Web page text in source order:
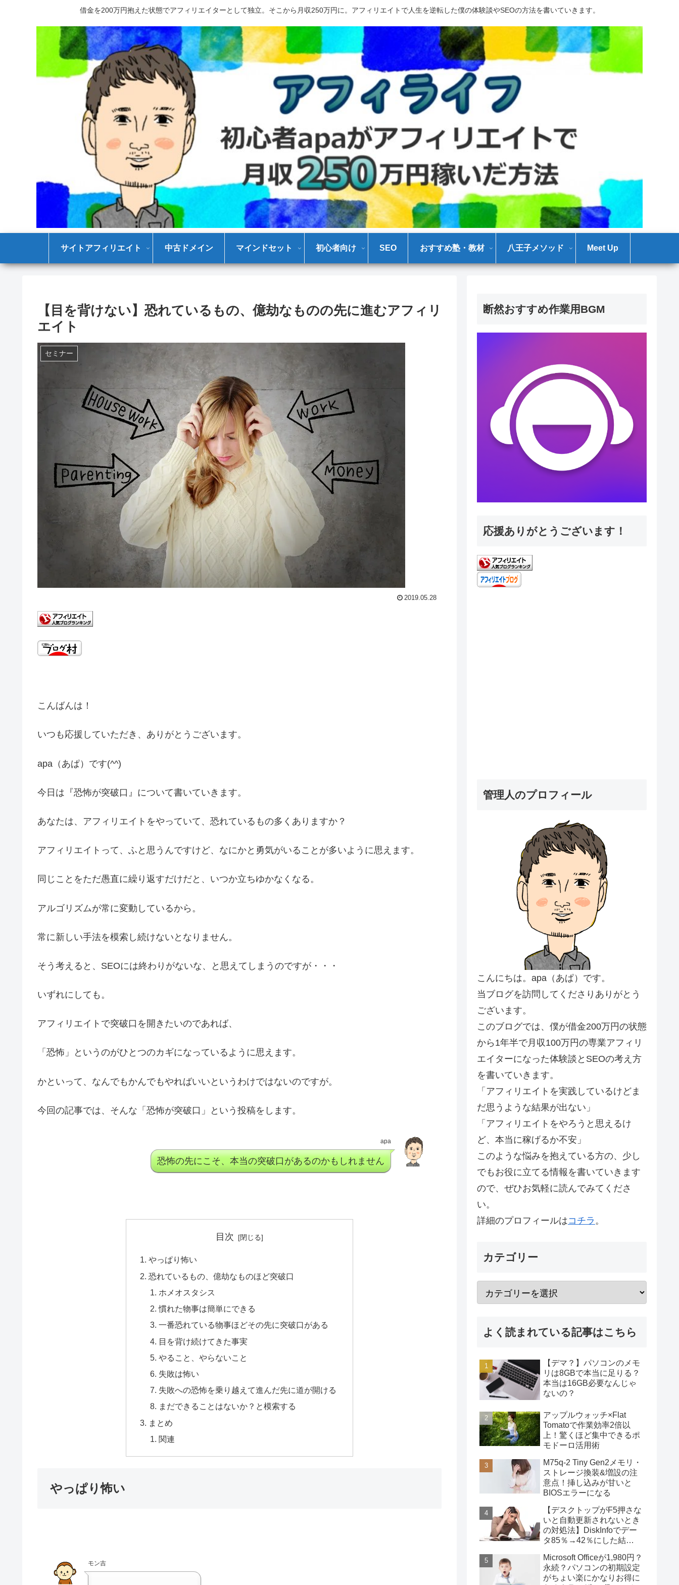
借金を200万円抱えた状態でアフィリエイターとして独立。そこから月収250万円に。アフィリエイトで人生を逆転した僕の体験談やSEOの方法を書いていきます。
サイトアフィリエイト 中古ドメイン マインドセット 初心者向け SEO おすすめ塾・教材 八王子メソッド Meet Up
【目を背けない】恐れているもの、億劫なものの先に進むアフィリ
エイト
セミナー
2019.05.28
こんばんは！
いつも応援していただき、ありがとうございます。
apa（あぱ）です(^^)
今日は『恐怖が突破口』について書いていきます。
あなたは、アフィリエイトをやっていて、恐れているもの多くありますか？
アフィリエイトって、ふと思うんですけど、なにかと勇気がいることが多いように思えます。
同じことをただ愚直に繰り返すだけだと、いつか立ちゆかなくなる。
アルゴリズムが常に変動しているから。
常に新しい手法を模索し続けないとなりません。
そう考えると、SEOには終わりがないな、と思えてしまうのですが・・・
いずれにしても。
アフィリエイトで突破口を開きたいのであれば、
「恐怖」というのがひとつのカギになっているように思えます。
かといって、なんでもかんでもやればいいというわけではないのですが。
今回の記事では、そんな「恐怖が突破口」という投稿をします。
apa
恐怖の先にこそ、本当の突破口があるのかもしれません
目次
やっぱり怖い
恐れているもの、億劫なものほど突破口
ホメオスタシス
慣れた物事は簡単にできる
一番恐れている物事ほどその先に突破口がある
目を背け続けてきた事実
やること、やらないこと
失敗は怖い
失敗への恐怖を乗り越えて進んだ先に道が開ける
まだできることはないか？と模索する
まとめ
関連
やっぱり怖い
モン吉
断然おすすめ作業用BGM
応援ありがとうございます！
管理人のプロフィール
こんにちは。apa（あぱ）です。
当ブログを訪問してくださりありがとう
ございます。
このブログでは、僕が借金200万円の状態
から1年半で月収100万円の専業アフィリ
エイターになった体験談とSEOの考え方
を書いていきます。
「アフィリエイトを実践しているけどま
だ思うような結果が出ない」
「アフィリエイトをやろうと思えるけ
ど、本当に稼げるか不安」
このような悩みを抱えている方の、少し
でもお役に立てる情報を書いていきます
ので、ぜひお気軽に読んでみてくださ
い。
詳細のプロフィールはコチラ 。
カテゴリー
よく読まれている記事はこちら
【デマ？】パソコンのメモ
リは8GBで本当に足りる？
本当は16GB必要なんじゃ
ないの？
アップルウォッチ×Flat
Tomatoで作業効率2倍以
上！驚くほど集中できるポ
モドーロ活用術
M75q-2 Tiny Gen2メモリ・
ストレージ換装&増設の注
意点！挿し込みが甘いと
BIOSエラーになる
【デスクトップがF5押さな
いと自動更新されないとき
の対処法】DiskInfoでデー
タ85％→42％にした結
Microsoft Officeが1,980円？
永続？パソコンの初期設定
がちょい楽にかなりお得に